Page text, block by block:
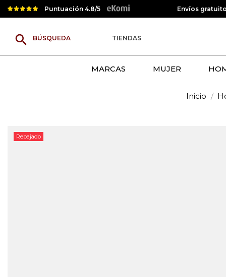
Puntuación 4.8/5 Envíos
search TIENDAS
MARCAS MUJER
Inicio
Rebajado